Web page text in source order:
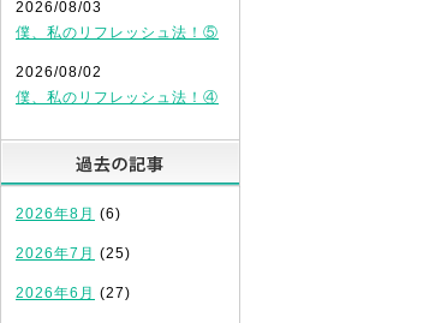
2026/08/03
僕、私のリフレッシュ法！⑤
2026/08/02
僕、私のリフレッシュ法！④
2026年8月 (6)
2026年7月 (25)
2026年6月 (27)